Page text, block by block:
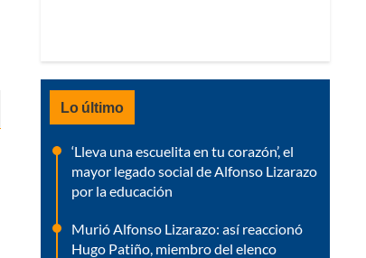
Lo último
‘Lleva una escuelita en tu corazón’, el
mayor legado social de Alfonso Lizarazo
por la educación
Murió Alfonso Lizarazo: así reaccionó
Hugo Patiño, miembro del elenco